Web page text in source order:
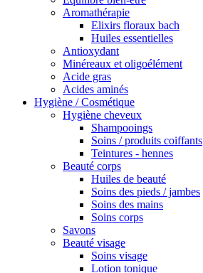
Aromathérapie
Elixirs floraux bach
Huiles essentielles
Antioxydant
Minéreaux et oligoélément
Acide gras
Acides aminés
Hygiène / Cosmétique
Hygiène cheveux
Shampooings
Soins / produits coiffants
Teintures - hennes
Beauté corps
Huiles de beauté
Soins des pieds / jambes
Soins des mains
Soins corps
Savons
Beauté visage
Soins visage
Lotion tonique